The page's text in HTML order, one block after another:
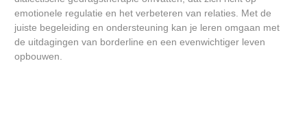
emotionele regulatie en het verbeteren van relaties. Met de
juiste begeleiding en ondersteuning kan je leren omgaan met
de uitdagingen van borderline en een evenwichtiger leven
opbouwen.